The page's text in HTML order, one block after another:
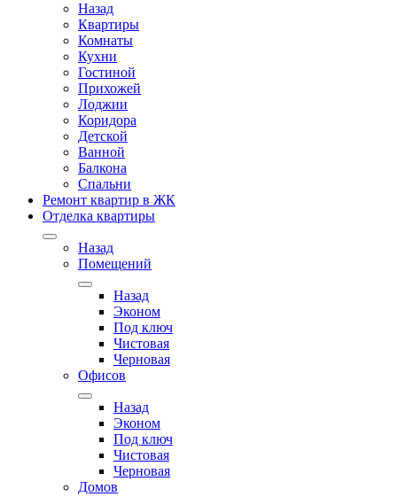
Назад
Квартиры
Комнаты
Кухни
Гостиной
Прихожей
Лоджии
Коридора
Детской
Ванной
Балкона
Спальни
Ремонт квартир в ЖК
Отделка квартиры
Назад
Помещений
Назад
Эконом
Под ключ
Чистовая
Черновая
Офисов
Назад
Эконом
Под ключ
Чистовая
Черновая
Домов